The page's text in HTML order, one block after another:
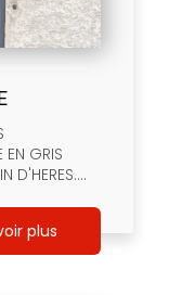
EN GRIS
D'HERES....
plus